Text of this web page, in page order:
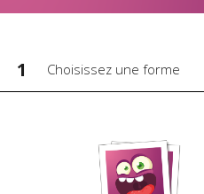
1 Choisissez une forme